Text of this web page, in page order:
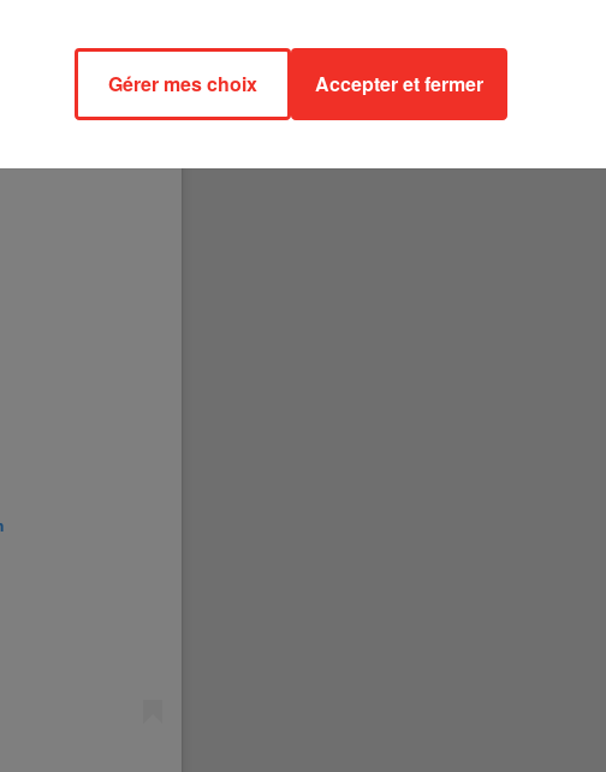
son nouvel album, « Adulte jamais », ce vendredi 14 janvier. Pour
tournée à partir du 9 novembre 2022. Il sera en concert à Bordeaux,
Nantes, Marseille, Genève, Grenoble et Nice. La billetterie est ouverte !
Gérer mes choix Accepter et fermer